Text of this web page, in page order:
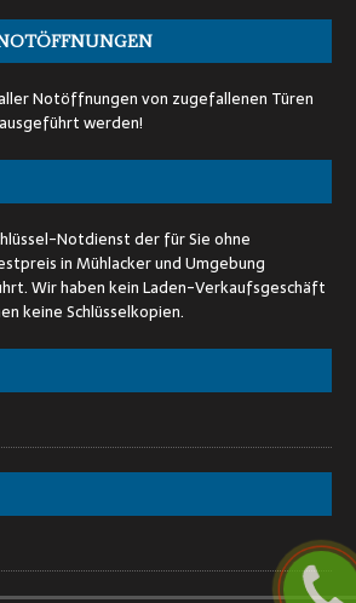
Notöffnungen von zugefallenen Türen
werden!
Notdienst der für Sie ohne
in Mühlacker und Umgebung
Wir haben kein Laden-Verkaufsgeschäft
keine Schlüsselkopien.